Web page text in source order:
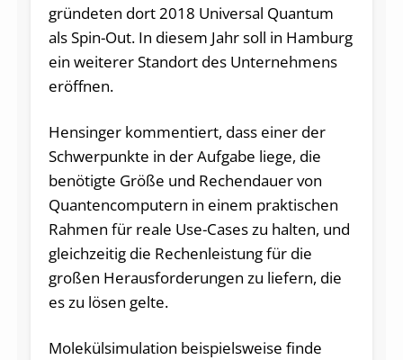
gründeten dort 2018 Universal Quantum
als Spin-Out. In diesem Jahr soll in Hamburg
ein weiterer Standort des Unternehmens
eröffnen.
Hensinger kommentiert, dass einer der
Schwerpunkte in der Aufgabe liege, die
benötigte Größe und Rechendauer von
Quantencomputern in einem praktischen
Rahmen für reale Use-Cases zu halten, und
gleichzeitig die Rechenleistung für die
großen Herausforderungen zu liefern, die
es zu lösen gelte.
Molekülsimulation beispielsweise finde